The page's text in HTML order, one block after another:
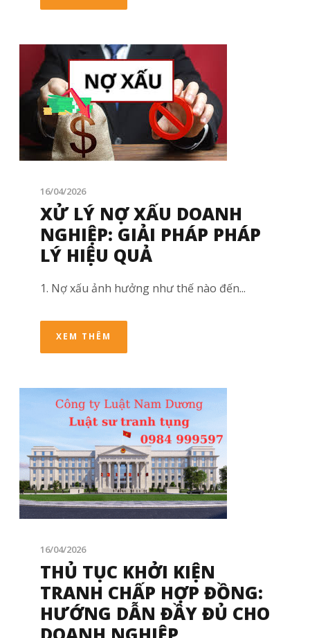
16/04/2026
XỬ LÝ NỢ XẤU DOANH
NGHIỆP: GIẢI PHÁP PHÁP
LÝ HIỆU QUẢ
1. Nợ xấu ảnh hưởng như thế nào đến...
XEM THÊM
16/04/2026
THỦ TỤC KHỞI KIỆN
TRANH CHẤP HỢP ĐỒNG:
HƯỚNG DẪN ĐẦY ĐỦ CHO